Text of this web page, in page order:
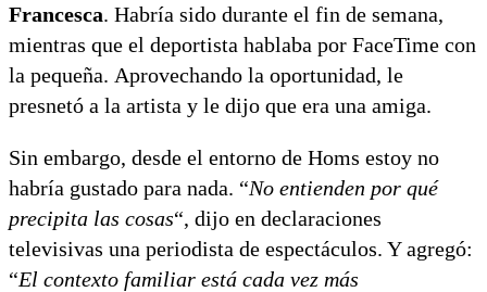
Francesca. Habría sido durante el fin de semana,
mientras que el deportista hablaba por FaceTime con
la pequeña. Aprovechando la oportunidad, le
presnetó a la artista y le dijo que era una amiga.
Sin embargo, desde el entorno de Homs estoy no
habría gustado para nada. “No entienden por qué
precipita las cosas“, dijo en declaraciones
televisivas una periodista de espectáculos. Y agregó:
“El contexto familiar está cada vez más